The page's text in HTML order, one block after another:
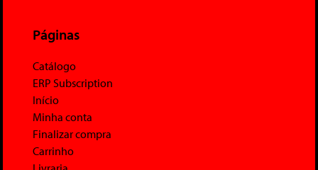
Páginas
Catálogo
ERP Subscription
Início
Minha conta
Finalizar compra
Carrinho